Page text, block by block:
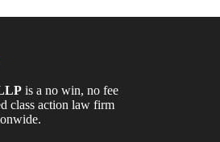
is a no win, no fee
class action law firm